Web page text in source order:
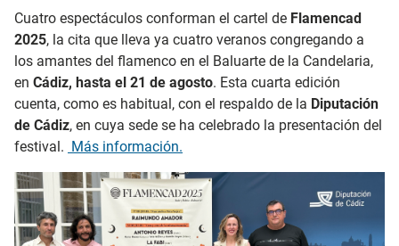
Cuatro espectáculos conforman el cartel de Flamencad
2025, la cita que lleva ya cuatro veranos congregando a
los amantes del flamenco en el Baluarte de la Candelaria,
en Cádiz, hasta el 21 de agosto. Esta cuarta edición
cuenta, como es habitual, con el respaldo de la Diputación
de Cádiz, en cuya sede se ha celebrado la presentación del
festival. Más información.